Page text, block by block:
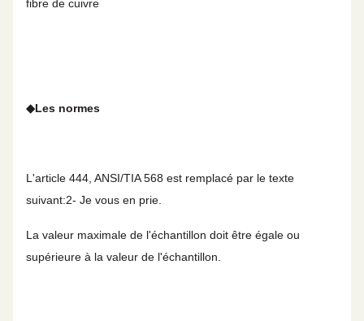
fibre de cuivre
◆Les normes
L'article 444, ANSI/TIA 568 est remplacé par le texte
suivant:2- Je vous en prie.
La valeur maximale de l'échantillon doit être égale ou
supérieure à la valeur de l'échantillon.